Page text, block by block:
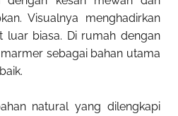
Visualnya menghadirkan
luar biasa. Di rumah dengan
sebagai bahan utama
natural yang dilengkapi